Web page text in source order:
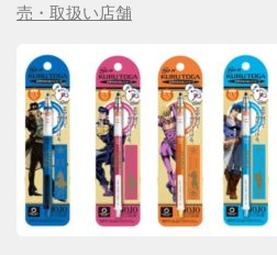
売・取扱い店舗